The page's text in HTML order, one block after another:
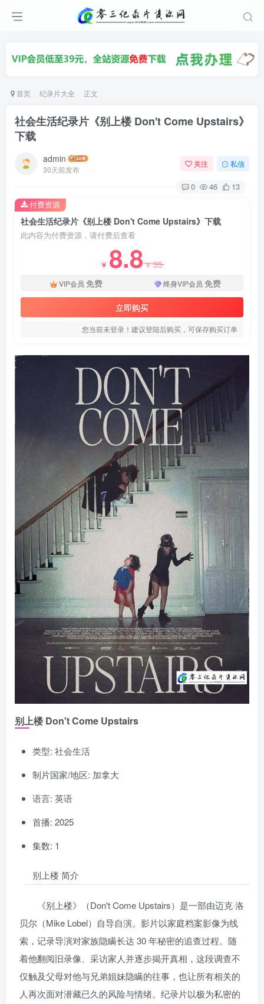
首页 纪录片大全 正文
社会生活纪录片《别上楼 Don't Come Upstairs》
下载
admin
30天前发布
关注 私信
0 46 13
社会生活纪录片《别上楼 Don't Come Upstairs》下载
此内容为付费资源，请付费后查看
￥ 8.8￥35
VIP会员 免费 终身VIP会员 免费
立即购买
您当前未登录！建议登陆后购买，可保存购买订单
付费资源
别上楼 Don't Come Upstairs
类型: 社会生活
制片国家/地区: 加拿大
语言: 英语
首播: 2025
集数: 1
别上楼 简介
《别上楼》（Don't Come Upstairs）是一部由迈克·洛
贝尔（Mike Lobel）自导自演。影片以家庭档案影像为线
索，记录导演对家族隐瞒长达 30 年秘密的追查过程。随
着他翻阅旧录像、采访家人并逐步揭开真相，这段调查不
仅触及父母对他与兄弟姐妹隐瞒的往事，也让所有相关的
人再次面对潜藏已久的风险与情绪。纪录片以极为私密的